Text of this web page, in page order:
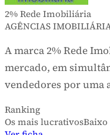
2% Rede Imobiliária
AGÊNCIAS
A marca 2% Rede
mercado, em
vendedores por